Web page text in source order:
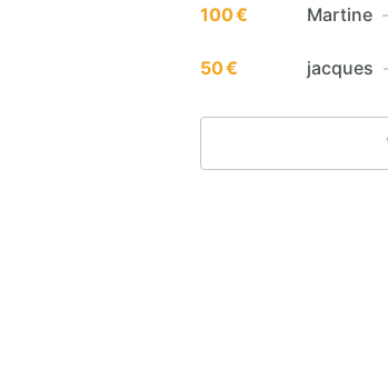
100 € Martine
50 € jacques